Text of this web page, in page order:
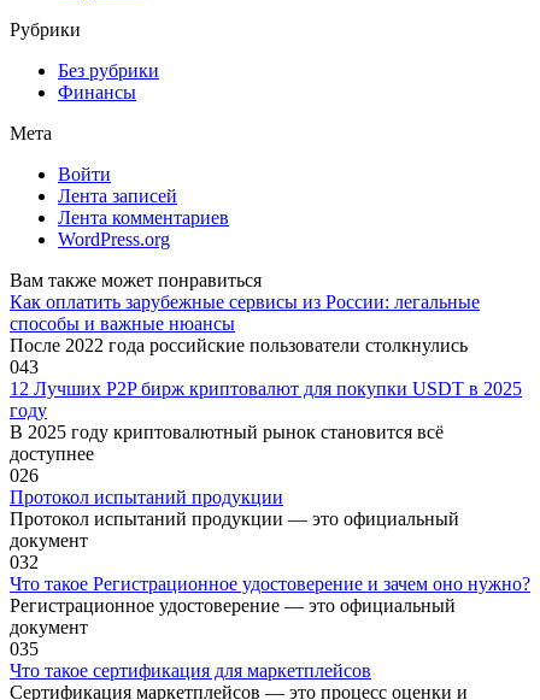
Рубрики
Без рубрики
Финансы
Мета
Войти
Лента записей
Лента комментариев
WordPress.org
Вам также может понравиться
Как оплатить зарубежные сервисы из России: легальные
способы и важные нюансы
После 2022 года российские пользователи столкнулись
043
12 Лучших P2P бирж криптовалют для покупки USDT в 2025
году
В 2025 году криптовалютный рынок становится всё
доступнее
026
Протокол испытаний продукции
Протокол испытаний продукции — это официальный
документ
032
Что такое Регистрационное удостоверение и зачем оно нужно?
Регистрационное удостоверение — это официальный
документ
035
Что такое сертификация для маркетплейсов
Сертификация маркетплейсов — это процесс оценки и